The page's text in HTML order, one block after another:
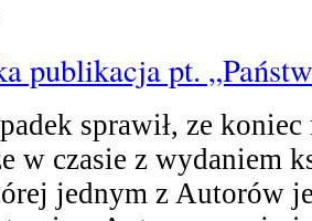
publikacja pt.
sprawił, ze
w czasie z wydaniem
jednym z Autorów